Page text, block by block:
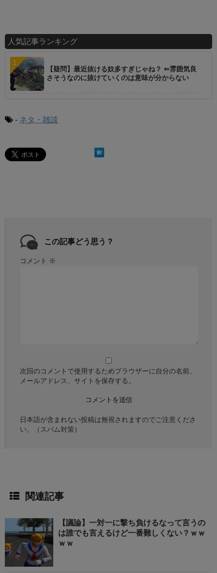
人気記事ランキング
【疑問】最近抜ける奴多すぎじゃね？ ⇐雰囲気良
さそうなのに抜けていくのは意味が分からない
- ネタ・雑談
この記事どう思う？
コメント ※
次回のコメントで使用するためブラウザーに自分の名前、
メールアドレス、サイトを保存する。
日本語が含まれない投稿は無視されますのでご注意くださ
い。（スパム対策）
関連記事
【議論】一対一に撃ち負けるなって言うの
は誰でも言えるけど一番難しくない？ｗｗ
ｗｗ